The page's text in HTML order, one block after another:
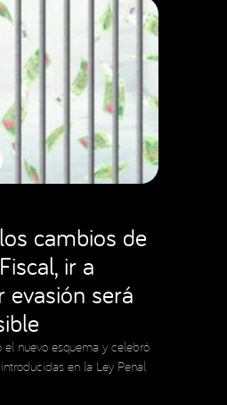
cambios de
ir a
evasión será
el nuevo esquema y celebró
en la Ley Penal